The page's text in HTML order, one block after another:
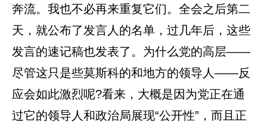
奔流。我也不必再来重复它们。全会之后第二
天，就公布了发言人的名单，过几年后，这些
发言的速记稿也发表了。为什么党的高层——
尽管这只是些莫斯科的和地方的领导人——反
应会如此激烈呢?看来，大概是因为党正在通
过它的领导人和政治局展现“公开性”，而且正